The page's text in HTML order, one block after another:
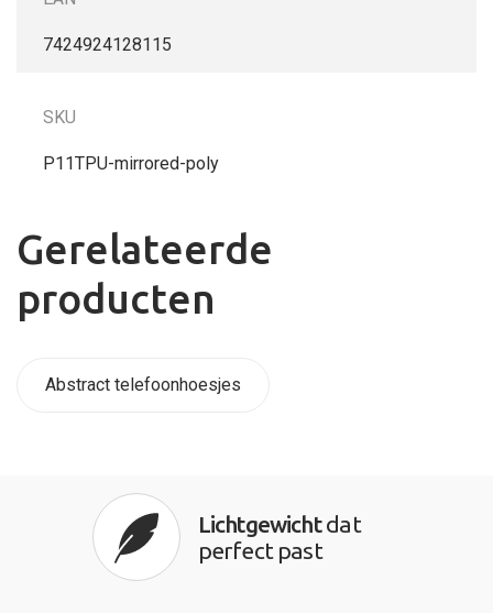
7424924128115
SKU
P11TPU-mirrored-poly
Gerelateerde
producten
Abstract telefoonhoesjes
Lichtgewichtdat
perfect past